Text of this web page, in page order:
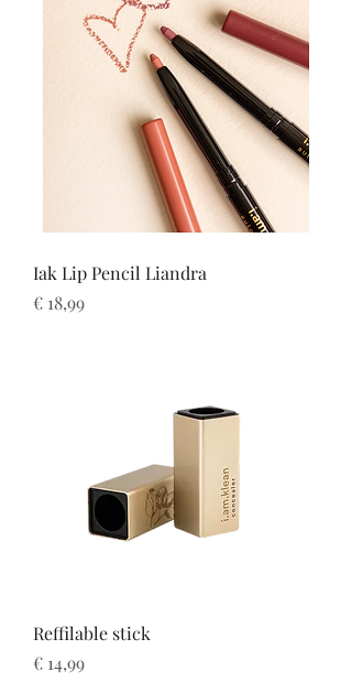
Iak Lip Pencil Liandra
Prijs
€ 18,99
Reffilable stick
Prijs
€ 14,99